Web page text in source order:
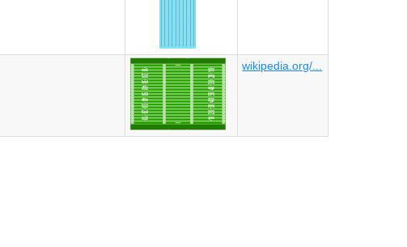
wikipedia.org/...